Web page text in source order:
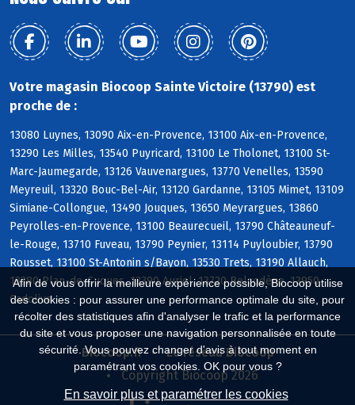
Afin de vous offrir la meilleure expérience possible, Biocoop utilise
des cookies : pour assurer une performance optimale du site, pour
récolter des statistiques afin d'analyser le trafic et la performance
du site et vous proposer une navigation personnalisée en toute
sécurité. Vous pouvez changer d'avis à tout moment en
paramétrant vos cookies. OK pour vous ?
En savoir plus et paramétrer les cookies
Votre magasin Biocoop Sainte Victoire (13790) est
proche de :
13080 Luynes, 13090 Aix-en-Provence, 13100 Aix-en-Provence,
13290 Les Milles, 13540 Puyricard, 13100 Le Tholonet, 13100 St-
Marc-Jaumegarde, 13126 Vauvenargues, 13770 Venelles, 13590
Meyreuil, 13320 Bouc-Bel-Air, 13120 Gardanne, 13105 Mimet, 13109
Simiane-Collongue, 13490 Jouques, 13650 Meyrargues, 13860
Peyrolles-en-Provence, 13100 Beaurecueil, 13790 Châteauneuf-
le-Rouge, 13710 Fuveau, 13790 Peynier, 13114 Puyloubier, 13790
Rousset, 13100 St-Antonin s/Bayon, 13530 Trets, 13190 Allauch,
13380 Plan-de-Cuques, 13390 Auriol, 13720 Belcodène, 13950
Cadolive
Biocoop.fr
Le réseau Biocoop
Copyright Biocoop 2026